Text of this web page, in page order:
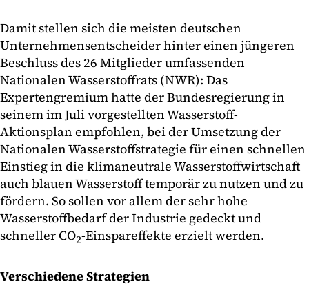
Damit stellen sich die meisten deutschen
Unternehmensentscheider hinter einen jüngeren
Beschluss des 26 Mitglieder umfassenden
Nationalen Wasserstoffrats (NWR): Das
Expertengremium hatte der Bundesregierung in
seinem im Juli vorgestellten Wasserstoff-
Aktionsplan empfohlen, bei der Umsetzung der
Nationalen Wasserstoffstrategie für einen schnellen
Einstieg in die klimaneutrale Wasserstoffwirtschaft
auch blauen Wasserstoff temporär zu nutzen und zu
fördern. So sollen vor allem der sehr hohe
Wasserstoffbedarf der Industrie gedeckt und
schneller CO2-Einspareffekte erzielt werden.
Verschiedene Strategien